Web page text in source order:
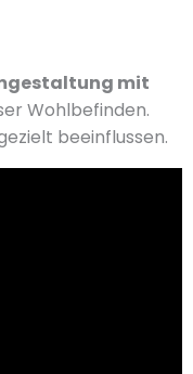
mit
Wohlbefinden.
beeinflussen.